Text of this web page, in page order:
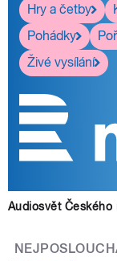
Hry a četby
Pohádky
Živé vysílání
Audiosvět Českého